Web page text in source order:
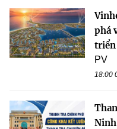
phá
triển
PV
18:00
Ninh